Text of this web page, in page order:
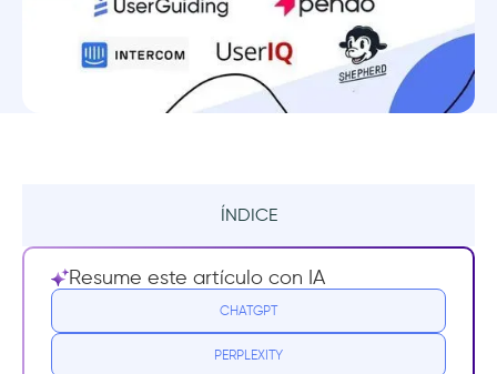
ÍNDICE
¿Qué es Lemon Learning?
Resume este artículo con IA
CHATGPT
PERPLEXITY